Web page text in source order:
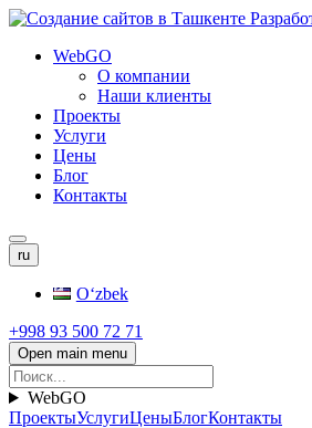
WebGO
О компании
Наши клиенты
Проекты
Услуги
Цены
Блог
Контакты
ru
Oʻzbek
+998 93 500 72 71
Open main menu
WebGO
ПроектыУслугиЦеныБлогКонтакты